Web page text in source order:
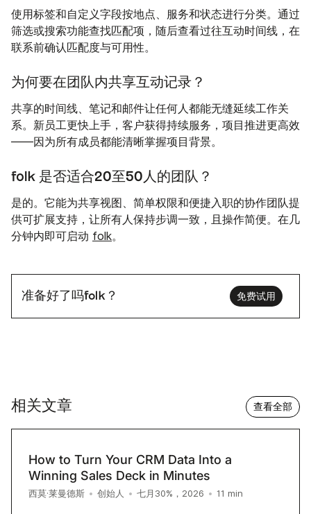
使用标签和自定义字段按地点、服务和状态进行分类。通过
筛选或搜索功能查找匹配项，随后查看过往互动时间线，在
联系前确认匹配度与可用性。
为何要在团队内共享互动记录？
共享的时间线、笔记和邮件让任何人都能无缝延续工作关
系。新员工更快上手，客户获得持续服务，项目推进更高效
——因为所有成员都能清晰掌握项目背景。
folk 是否适合20至50人的团队？
是的。它能为共享视图、简单权限和便捷入职的协作团队提
供可扩展支持，让所有人保持步调一致，且操作简便。在几
分钟内即可启动 folk。
准备好了吗folk？ 免费试用
相关文章 查看全部
How to Turn Your CRM Data Into a
Winning Sales Deck in Minutes
西莫·莱曼德斯 • 创始人 • 七月30%，2026 • 11 min